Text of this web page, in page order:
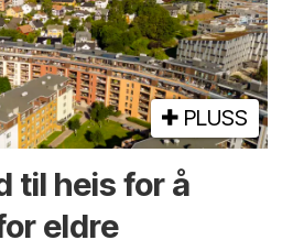
PLUSS
til heis for å
eldre